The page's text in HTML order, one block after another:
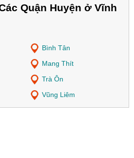
Quận Huyện ở Vĩnh
Bình Tân
Mang Thít
Trà Ôn
Vũng Liêm